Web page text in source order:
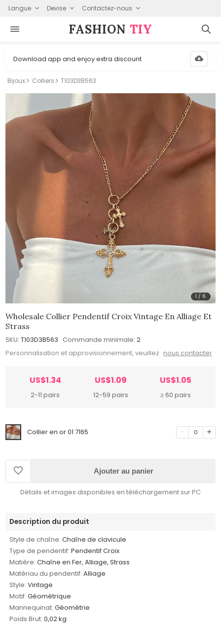
Langue Devise Contactez-nous
FASHION⁠ TIY
Download app and enjoy extra discount
Bijoux Colliers T103D3B563
1 / 6
Wholesale Collier Pendentif Croix Vintage En Alliage Et
Strass
SKU: T103D3B563 Commande minimale: 2
Personnalisation et approvisionnement, veuillez nous contacter
US$1.34
2-11 pairs
US$1.09
12-59 pairs
US$1.05
≥ 60 pairs
Collier en or 01 7165 0
Ajouter au panier
Détails et images disponibles en téléchargement sur PC
Description du produit
Style de chaîne: Chaîne de clavicule
Type de pendentif: Pendentif Croix
Matière: Chaîne en Fer, Alliage, Strass
Matériau du pendentif: Alliage
Style: Vintage
Motif: Géométrique
Mannequinat: Géométrie
Poids Brut: 0,02 kg